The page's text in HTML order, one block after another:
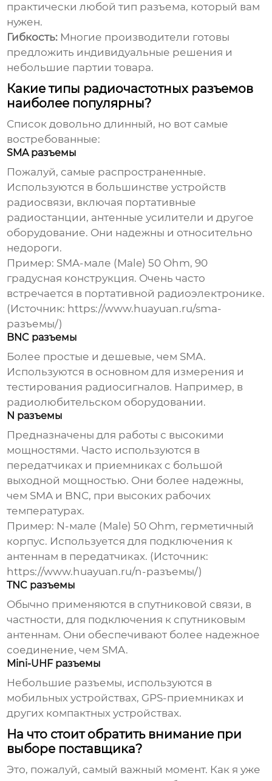
практически любой тип разъема, который вам
нужен.
Гибкость: Многие производители готовы
предложить индивидуальные решения и
небольшие партии товара.
Какие типы радиочастотных разъемов
наиболее популярны?
Список довольно длинный, но вот самые
востребованные:
SMA разъемы
Пожалуй, самые распространенные.
Используются в большинстве устройств
радиосвязи, включая портативные
радиостанции, антенные усилители и другое
оборудование. Они надежны и относительно
недороги.
Пример: SMA-мале (Male) 50 Ohm, 90
градусная конструкция. Очень часто
встречается в портативной радиоэлектронике.
(Источник: https://www.huayuan.ru/sma-
разъемы/)
BNC разъемы
Более простые и дешевые, чем SMA.
Используются в основном для измерения и
тестирования радиосигналов. Например, в
радиолюбительском оборудовании.
N разъемы
Предназначены для работы с высокими
мощностями. Часто используются в
передатчиках и приемниках с большой
выходной мощностью. Они более надежны,
чем SMA и BNC, при высоких рабочих
температурах.
Пример: N-мале (Male) 50 Ohm, герметичный
корпус. Используется для подключения к
антеннам в передатчиках. (Источник:
https://www.huayuan.ru/n-разъемы/)
TNC разъемы
Обычно применяются в спутниковой связи, в
частности, для подключения к спутниковым
антеннам. Они обеспечивают более надежное
соединение, чем SMA.
Mini-UHF разъемы
Небольшие разъемы, используются в
мобильных устройствах, GPS-приемниках и
других компактных устройствах.
На что стоит обратить внимание при
выборе поставщика?
Это, пожалуй, самый важный момент. Как я уже